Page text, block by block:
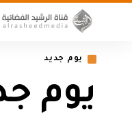
يوم جديد
يوم